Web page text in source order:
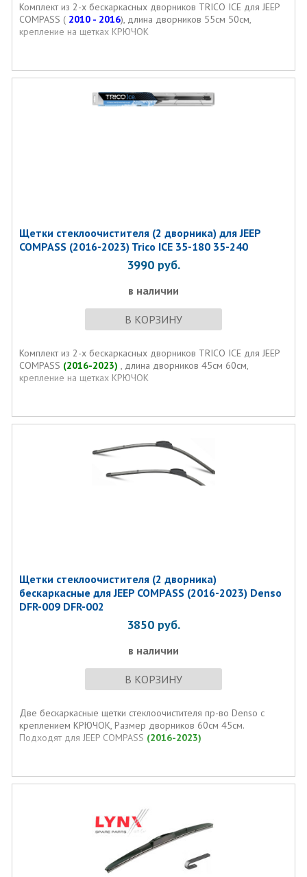
Комплект из 2-х бескаркасных дворников TRICO ICE для JEEP
COMPASS (2010 - 2016), длина дворников 55см 50см,
крепление на щетках КРЮЧОК
Щетки стеклоочистителя (2 дворника) для JEEP
COMPASS (2016-2023) Trico ICE 35-180 35-240
3990 руб.
в наличии
В КОРЗИНУ
Комплект из 2-х бескаркасных дворников TRICO ICE для JEEP
COMPASS (2016-2023) , длина дворников 45см 60см,
крепление на щетках КРЮЧОК
Щетки стеклоочистителя (2 дворника)
бескаркасные для JEEP COMPASS (2016-2023) Denso
DFR-009 DFR-002
3850 руб.
в наличии
В КОРЗИНУ
Две бескаркасные щетки стеклоочистителя пр-во Denso с
креплением КРЮЧОК, Размер дворников 60см 45см.
Подходят для JEEP COMPASS (2016-2023)